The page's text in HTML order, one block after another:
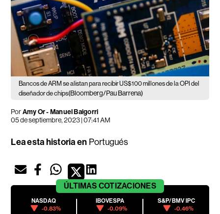
Bancos de ARM se alistan para recibir US$100 millones de la OPI del
diseñador de chips(Bloomberg/Pau Barrena)
PorAmy Or - Manuel Baigorri
05 de septiembre, 2023 | 07:41 AM
Lea esta historia en Portugués
ÚLTIMAS COTIZACIONES
NASDAQ
-0.83%
IBOVESPA
-0.09%
S&P/BMV IPC
-0.46%